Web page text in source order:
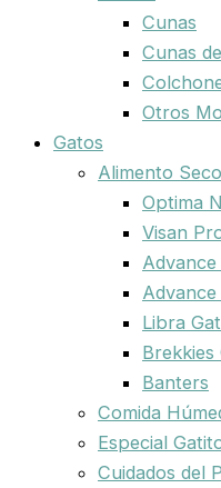
Cunas
Cunas
Otros
Gatos
Alimento Seco
Optima
Visan
Advance
Libra
Brekkies
Banters
Comida
Especial
Cuidados del